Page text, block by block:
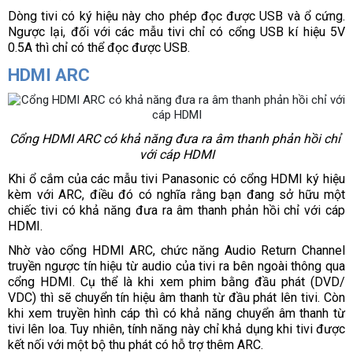
Dòng tivi có ký hiệu này cho phép đọc được USB và ổ cứng.
Ngược lại, đối với các mẫu tivi chỉ có cổng USB kí hiệu 5V
0.5A thì chỉ có thể đọc được USB.
HDMI ARC
Cổng HDMI ARC có khả năng đưa ra âm thanh phản hồi chỉ
với cáp HDMI
Khi ổ cắm của các mẫu tivi Panasonic có cổng HDMI ký hiệu
kèm với ARC, điều đó có nghĩa rằng bạn đang sở hữu một
chiếc tivi có khả năng đưa ra âm thanh phản hồi chỉ với cáp
HDMI.
Nhờ vào cổng HDMI ARC, chức năng Audio Return Channel
truyền ngược tín hiệu từ audio của tivi ra bên ngoài thông qua
cổng HDMI. Cụ thể là khi xem phim bằng đầu phát (DVD/
VDC) thì sẽ chuyển tín hiệu âm thanh từ đầu phát lên tivi. Còn
khi xem truyền hình cáp thì có khả năng chuyển âm thanh từ
tivi lên loa. Tuy nhiên, tính năng này chỉ khả dụng khi tivi được
kết nối với một bộ thu phát có hỗ trợ thêm ARC.